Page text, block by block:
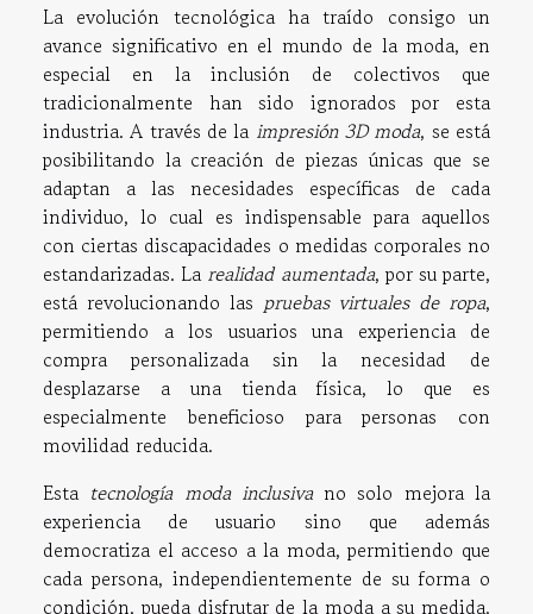
La evolución tecnológica ha traído consigo un
avance significativo en el mundo de la moda, en
especial en la inclusión de colectivos que
tradicionalmente han sido ignorados por esta
industria. A través de la impresión 3D moda, se está
posibilitando la creación de piezas únicas que se
adaptan a las necesidades específicas de cada
individuo, lo cual es indispensable para aquellos
con ciertas discapacidades o medidas corporales no
estandarizadas. La realidad aumentada, por su parte,
está revolucionando las pruebas virtuales de ropa,
permitiendo a los usuarios una experiencia de
compra personalizada sin la necesidad de
desplazarse a una tienda física, lo que es
especialmente beneficioso para personas con
movilidad reducida.
Esta tecnología moda inclusivano solo mejora la
experiencia de usuario sino que además
democratiza el acceso a la moda, permitiendo que
cada persona, independientemente de su forma o
condición, pueda disfrutar de la moda a su medida.